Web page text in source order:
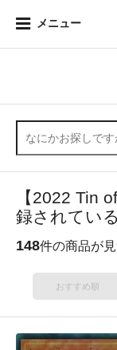
メニュー
【2022 Tin
録されてい
148件の商品が
おすすめ順